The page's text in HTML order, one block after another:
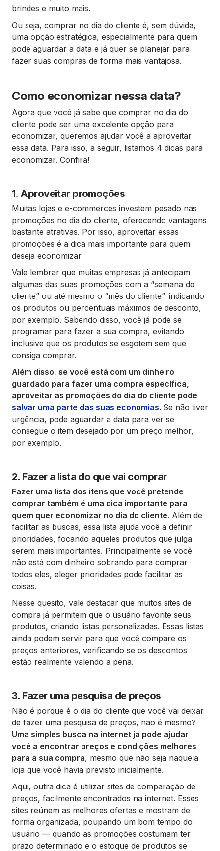
brindes e muito mais.
Ou seja, comprar no dia do cliente é, sem dúvida,
uma opção estratégica, especialmente para quem
pode aguardar a data e já quer se planejar para
fazer suas compras de forma mais vantajosa.
Como economizar nessa data?
Agora que você já sabe que comprar no dia do
cliente pode ser uma excelente opção para
economizar, queremos ajudar você a aproveitar
essa data. Para isso, a seguir, listamos 4 dicas para
economizar. Confira!
1. Aproveitar promoções
Muitas lojas e e-commerces investem pesado nas
promoções no dia do cliente, oferecendo vantagens
bastante atrativas. Por isso, aproveitar essas
promoções é a dica mais importante para quem
deseja economizar.
Vale lembrar que muitas empresas já antecipam
algumas das suas promoções com a “semana do
cliente” ou até mesmo o “mês do cliente”, indicando
os produtos ou percentuais máximos de desconto,
por exemplo. Sabendo disso, você já pode se
programar para fazer a sua compra, evitando
inclusive que os produtos se esgotem sem que
consiga comprar.
Além disso, se você está com um dinheiro
guardado para fazer uma compra específica,
aproveitar as promoções do dia do cliente pode
salvar uma parte das suas economias. Se não tiver
urgência, pode aguardar a data para ver se
consegue o item desejado por um preço melhor,
por exemplo.
2. Fazer a lista do que vai comprar
Fazer uma lista dos itens que você pretende
comprar também é uma dica importante para
quem quer economizar no dia do cliente. Além de
facilitar as buscas, essa lista ajuda você a definir
prioridades, focando aqueles produtos que julga
serem mais importantes. Principalmente se você
não está com dinheiro sobrando para comprar
todos eles, eleger prioridades pode facilitar as
coisas.
Nesse quesito, vale destacar que muitos sites de
compra já permitem que o usuário favorite seus
produtos, criando listas personalizadas. Essas listas
ainda podem servir para que você compare os
preços anteriores, verificando se os descontos
estão realmente valendo a pena.
3. Fazer uma pesquisa de preços
Não é porque é o dia do cliente que você vai deixar
de fazer uma pesquisa de preços, não é mesmo?
Uma simples busca na internet já pode ajudar
você a encontrar preços e condições melhores
para a sua compra, mesmo que não seja naquela
loja que você havia previsto inicialmente.
Aqui, outra dica é utilizar sites de comparação de
preços, facilmente encontrados na internet. Esses
sites reúnem as melhores ofertas e mostram de
forma organizada, poupando um bom tempo do
usuário — quando as promoções costumam ter
prazo determinado e o estoque de produtos se